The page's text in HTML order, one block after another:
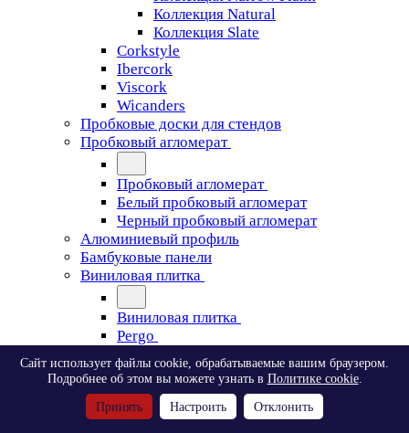
Коллекция Natural
Коллекция Slate
Corkstyle
Ibercork
Viscork
Wicanders
Пробковые доски для стендов
Пробковый агломерат
Пробковый агломерат
Белый пробковый агломерат
Черный пробковый агломерат
Алюминиевый профиль
Бамбуковые панели
Виниловая плитка
Виниловая плитка
Pergo
Pergo
Classic Plank Optimum Glue
Modern Plank Optimum Glue
Сайт использует файлы cookie, обрабатываемые вашим браузером.
Подробнее об этом вы можете узнать в Политике cookie.
Принять Настроить Отклонить